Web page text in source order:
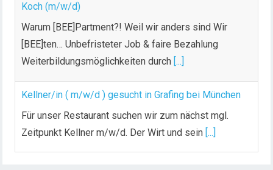
Koch (m/w/d)
Warum [BEE]Partment?! Weil wir anders sind Wir
[BEE]ten… Unbefristeter Job & faire Bezahlung
Weiterbildungsmöglichkeiten durch [...]
Kellner/in ( m/w/d ) gesucht in Grafing bei München
Für unser Restaurant suchen wir zum nächst mgl.
Zeitpunkt Kellner m/w/d. Der Wirt und sein [...]